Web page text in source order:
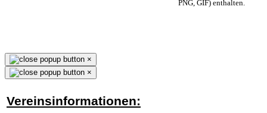
PNG, GIF) enthalten.
×
×
Vereinsinformationen: